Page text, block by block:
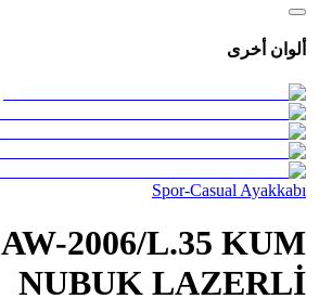
ألوان أخرى
Spor-Casual Ayakkabı
AW-2006/L.35 KUM
NUBUK LAZERLİ